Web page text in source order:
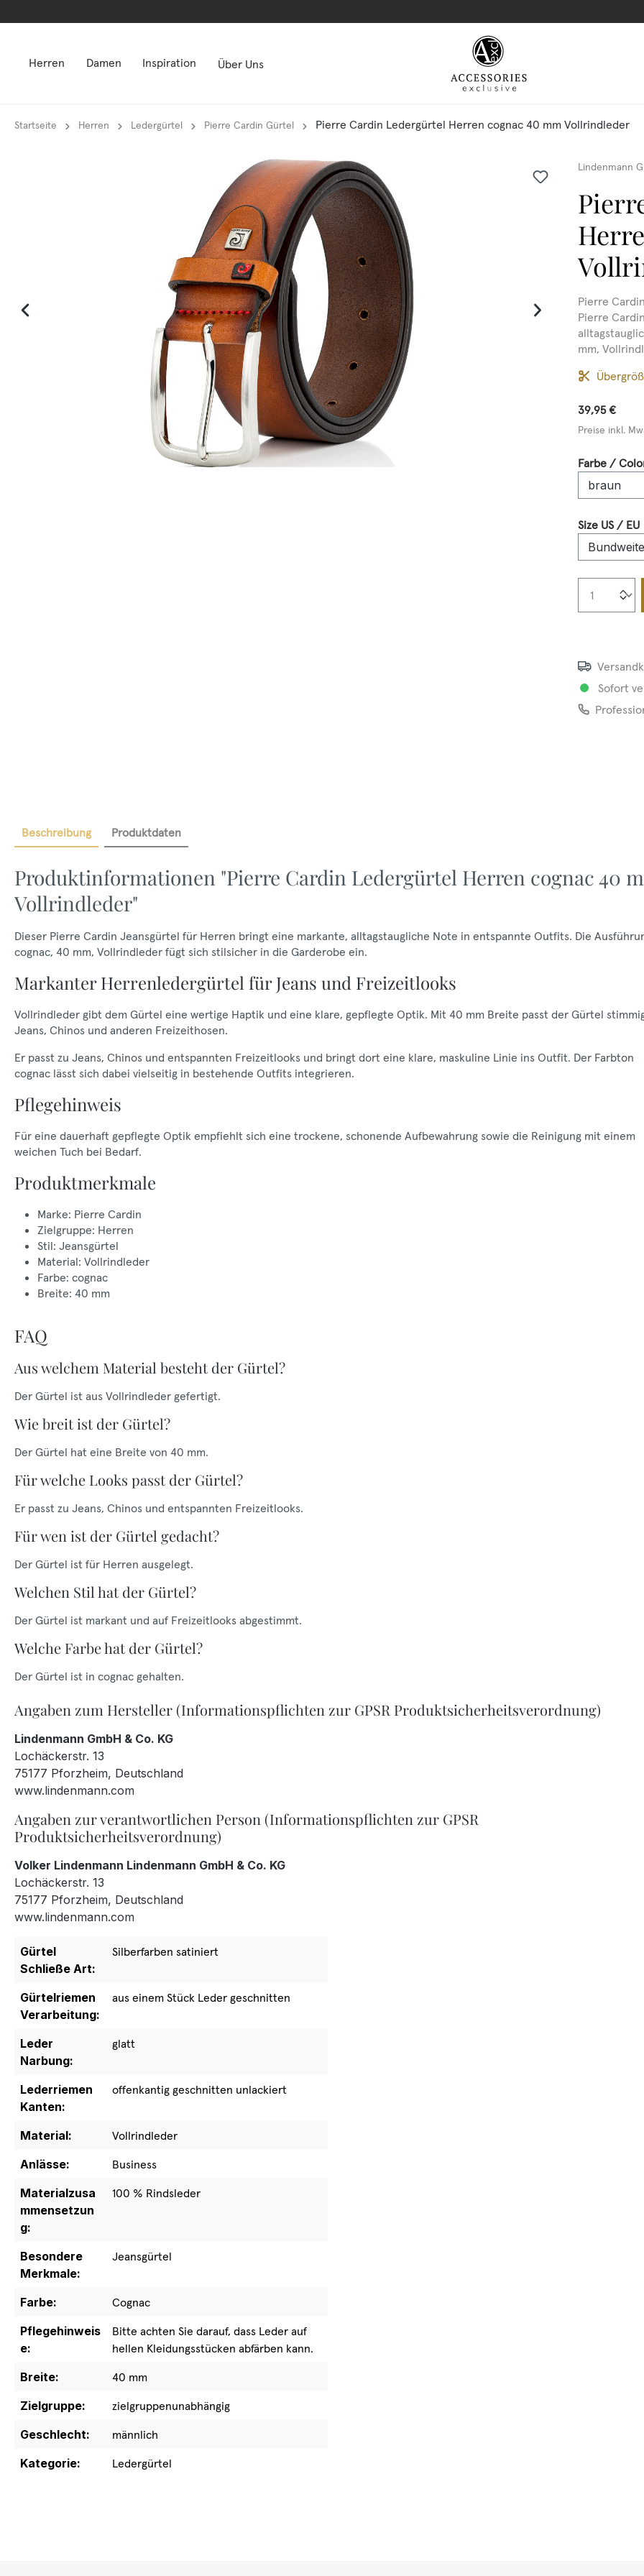
Herren Damen Inspiration Über Uns
Startseite Herren Ledergürtel Pierre Cardin Gürtel Pierre Cardin Ledergürtel Herren cognac 40 mm Vollrindleder
Lindenmann
Pierre
Pierre
mm,
39,95 €
Preise inkl.
Farbe /
Size US / EU
Sofort
Beschreibung Produktdaten
Produktinformationen "Pierre Cardin Ledergürtel Herren cognac 40
Vollrindleder"
Dieser Pierre Cardin Jeansgürtel für Herren bringt eine markante, alltagstaugliche Note in entspannte Outfits. Die
cognac, 40 mm, Vollrindleder fügt sich stilsicher in die Garderobe ein.
Markanter Herrenledergürtel für Jeans und Freizeitlooks
Vollrindleder gibt dem Gürtel eine wertige Haptik und eine klare, gepflegte Optik. Mit 40 mm Breite passt der Gürtel
Jeans, Chinos und anderen Freizeithosen.
Er passt zu Jeans, Chinos und entspannten Freizeitlooks und bringt dort eine klare, maskuline Linie ins Outfit. Der Farbton
cognac lässt sich dabei vielseitig in bestehende Outfits integrieren.
Pflegehinweis
Für eine dauerhaft gepflegte Optik empfiehlt sich eine trockene, schonende Aufbewahrung sowie die Reinigung mit einem
weichen Tuch bei Bedarf.
Produktmerkmale
Marke: Pierre Cardin
Zielgruppe: Herren
Stil: Jeansgürtel
Material: Vollrindleder
Farbe: cognac
Breite: 40 mm
FAQ
Aus welchem Material besteht der Gürtel?
Der Gürtel ist aus Vollrindleder gefertigt.
Wie breit ist der Gürtel?
Der Gürtel hat eine Breite von 40 mm.
Für welche Looks passt der Gürtel?
Er passt zu Jeans, Chinos und entspannten Freizeitlooks.
Für wen ist der Gürtel gedacht?
Der Gürtel ist für Herren ausgelegt.
Welchen Stil hat der Gürtel?
Der Gürtel ist markant und auf Freizeitlooks abgestimmt.
Welche Farbe hat der Gürtel?
Der Gürtel ist in cognac gehalten.
Angaben zum Hersteller (Informationspflichten zur GPSR Produktsicherheitsverordnung)
Lindenmann GmbH & Co. KG
Lochäckerstr. 13
75177 Pforzheim, Deutschland
www.lindenmann.com
Angaben zur verantwortlichen Person (Informationspflichten zur GPSR
Produktsicherheitsverordnung)
Volker Lindenmann Lindenmann GmbH & Co. KG
Lochäckerstr. 13
75177 Pforzheim, Deutschland
www.lindenmann.com
Gürtel
Schließe Art:
Silberfarben satiniert
Gürtelriemen
Verarbeitung:
aus einem Stück Leder geschnitten
Leder
Narbung:
glatt
Lederriemen
Kanten:
offenkantig geschnitten unlackiert
Material:
Vollrindleder
Anlässe:
Business
Materialzusa
mmensetzun
g:
100 % Rindsleder
Besondere
Merkmale:
Jeansgürtel
Farbe:
Cognac
Pflegehinweis
e:
Bitte achten Sie darauf, dass Leder auf
hellen Kleidungsstücken abfärben kann.
Breite:
40 mm
Zielgruppe:
zielgruppenunabhängig
Geschlecht:
männlich
Kategorie:
Ledergürtel